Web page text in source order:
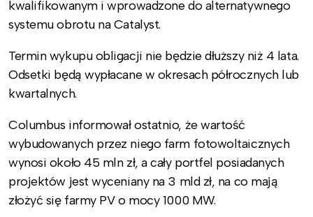
kwalifikowanym i wprowadzone do alternatywnego
systemu obrotu na Catalyst.
Termin wykupu obligacji nie będzie dłuższy niż 4 lata.
Odsetki będą wypłacane w okresach półrocznych lub
kwartalnych.
Columbus informował ostatnio, że wartość
wybudowanych przez niego farm fotowoltaicznych
wynosi około 45 mln zł, a cały portfel posiadanych
projektów jest wyceniany na 3 mld zł, na co mają
złożyć się farmy PV o mocy 1000 MW.